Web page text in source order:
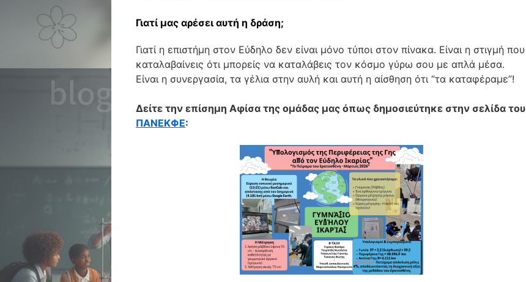
Γιατί μας αρέσει αυτή η δράση;
Γιατί η επιστήμη στον Εύδηλο δεν είναι μόνο τύποι στον πίνακα. Είναι η στιγμή που
καταλαβαίνεις ότι μπορείς να καταλάβεις τον κόσμο γύρω σου με απλά μέσα.
Είναι η συνεργασία, τα γέλια στην αυλή και αυτή η αίσθηση ότι “τα καταφέραμε”!
Δείτε την επίσημη Αφίσα της ομάδας μας όπως δημοσιεύτηκε στην σελίδα του
ΠΑΝΕΚΦΕ: